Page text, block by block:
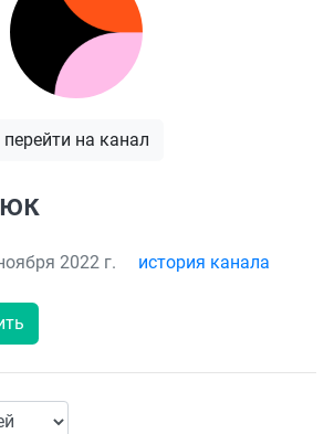
перейти на канал
2022 г. история канала